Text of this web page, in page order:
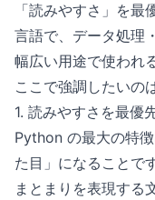
「読みやすさ」を
言語で、データ処理
幅広い用途で使われる
ここで強調したいの
1. 読みやすさを最優
Python の最大の特
た目」になることです
まとまりを表現する